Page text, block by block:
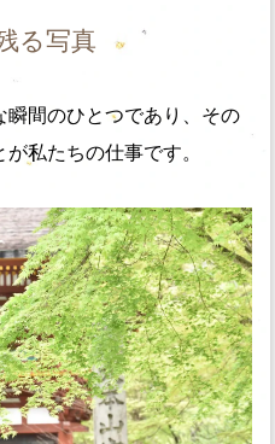
る写真
瞬間のひとつであり、その
私たちの仕事です。